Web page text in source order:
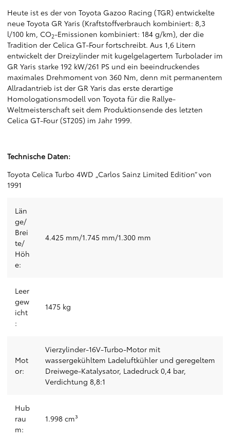
Heute ist es der von Toyota Gazoo Racing (TGR) entwickelte
neue Toyota GR Yaris (Kraftstoffverbrauch kombiniert: 8,3
l/100 km, CO2-Emissionen kombiniert: 184 g/km), der die
Tradition der Celica GT-Four fortschreibt. Aus 1,6 Litern
entwickelt der Dreizylinder mit kugelgelagertem Turbolader im
GR Yaris starke 192 kW/261 PS und ein beeindruckendes
maximales Drehmoment von 360 Nm, denn mit permanentem
Allradantrieb ist der GR Yaris das erste derartige
Homologationsmodell von Toyota für die Rallye-
Weltmeisterschaft seit dem Produktionsende des letzten
Celica GT-Four (ST205) im Jahr 1999.
Technische Daten:
Toyota Celica Turbo 4WD „Carlos Sainz Limited Edition“ von
1991
Län
ge/
Brei
te/
Höh
e:
4.425 mm/1.745 mm/1.300 mm
Leer
gew
icht
:
1475 kg
Mot
or:
Vierzylinder-16V-Turbo-Motor mit
wassergekühltem Ladeluftkühler und geregeltem
Dreiwege-Katalysator, Ladedruck 0,4 bar,
Verdichtung 8,8:1
Hub
rau
m:
1.998 cm³